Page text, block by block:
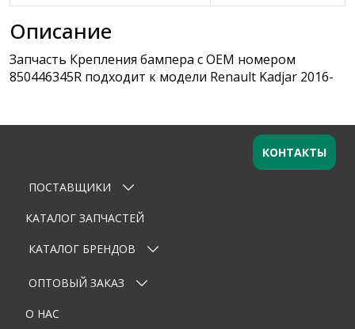
Описание
Запчасть Крепления бампера с OEM номером
850446345R подходит к модели Renault Kadjar 2016-
Оставьте заявку
Ваше имя
Email
Телефон
ПОСТАВЩИКИ
КАТАЛОГ ЗАПЧАСТЕЙ
КАТАЛОГ БРЕНДОВ
ОПТОВЫЙ ЗАКАЗ
О НАС
КОНТАКТЫ